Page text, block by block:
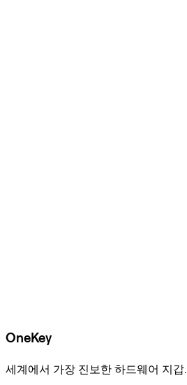
OneKey
세계에서 가장 진보한 하드웨어 지갑.